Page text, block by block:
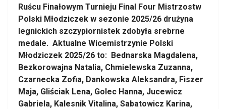
Ruścu Finałowym Turnieju Final Four Mistrzostw
Polski Młodziczek w sezonie 2025/26 drużyna
legnickich szczypiornistek zdobyła srebrne
medale. Aktualne Wicemistrzynie Polski
Młodziczek 2025/26 to: Bednarska Magdalena,
Bezkorowajna Natalia, Chmielewska Zuzanna,
Czarnecka Zofia, Dankowska Aleksandra, Fiszer
Maja, Gliściak Lena, Golec Hanna, Jucewicz
Gabriela, Kalesnik Vitalina, Sabatowicz Karina,